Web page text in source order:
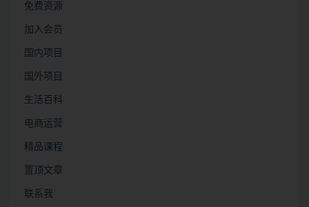
免费资源
加入会员
国内项目
国外项目
生活百科
电商运营
精品课程
置顶文章
联系我